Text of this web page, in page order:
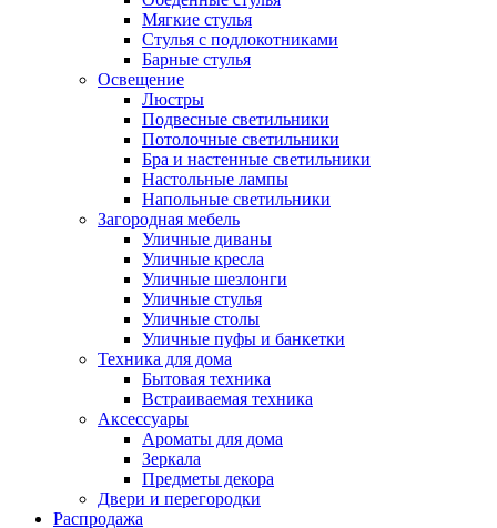
Мягкие стулья
Стулья с подлокотниками
Барные стулья
Освещение
Люстры
Подвесные светильники
Потолочные светильники
Бра и настенные светильники
Настольные лампы
Напольные светильники
Загородная мебель
Уличные диваны
Уличные кресла
Уличные шезлонги
Уличные стулья
Уличные столы
Уличные пуфы и банкетки
Техника для дома
Бытовая техника
Встраиваемая техника
Аксессуары
Ароматы для дома
Зеркала
Предметы декора
Двери и перегородки
Распродажа